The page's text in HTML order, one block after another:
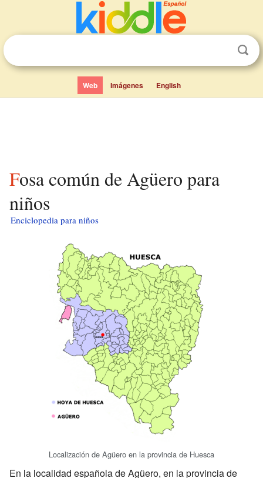
Web Imágenes English
Fosa común de Agüero para
niños
Enciclopedia para niños
Localización de Agüero en la provincia de Huesca
En la localidad española de Agüero, en la provincia de